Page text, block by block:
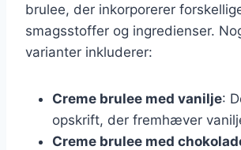
brulee, der inkorporerer
smagsstoffer og ingredienser.
varianter inkluderer:
Creme brulee med vanilje:
opskrift, der fremhæver
Creme brulee med